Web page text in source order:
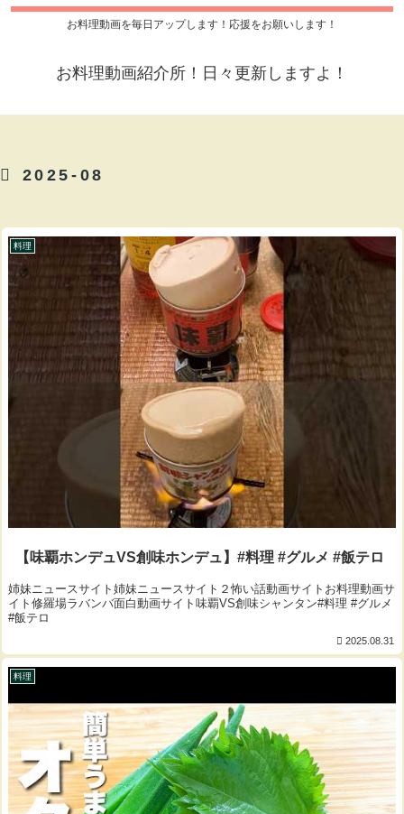
お料理動画を毎日アップします！応援をお願いします！
お料理動画紹介所！日々更新しますよ！
2025-08
料理
【味覇ホンデュVS創味ホンデュ】#料理 #グルメ #飯テロ
姉妹ニュースサイト姉妹ニュースサイト２怖い話動画サイトお料理動画サ
イト修羅場ラバンバ面白動画サイト味覇VS創味シャンタン#料理 #グルメ
#飯テロ
2025.08.31
料理